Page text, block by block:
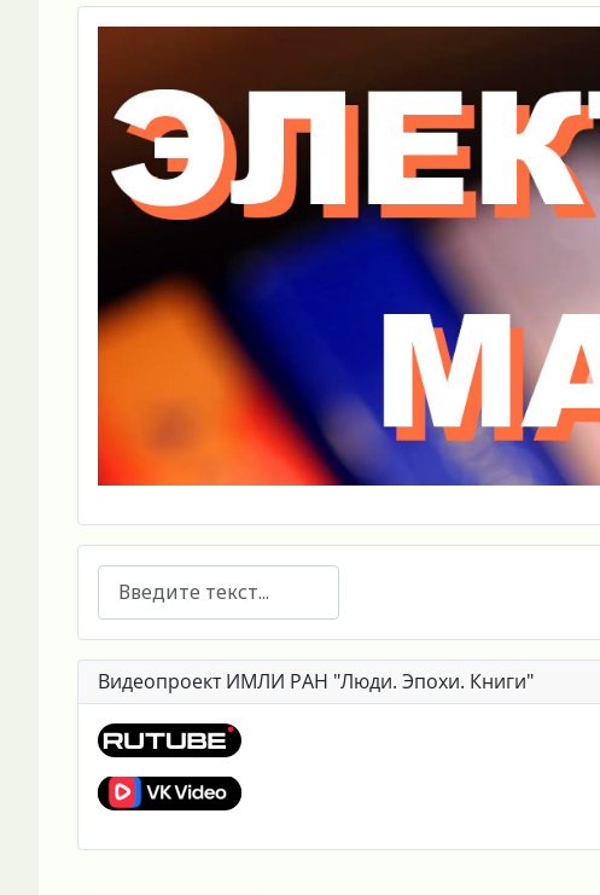
Поиск
Видеопроект ИМЛИ РАН "Люди. Эпохи. Книги"